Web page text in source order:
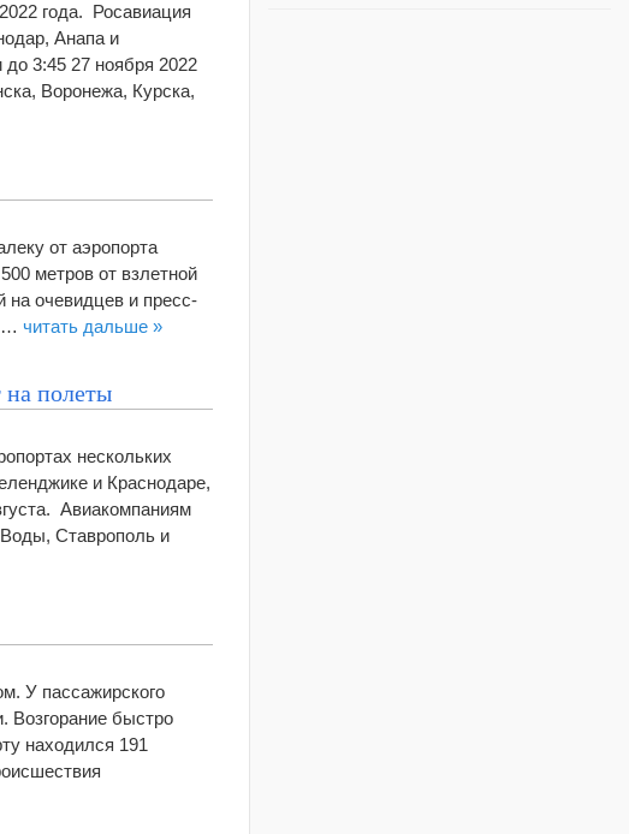
года. Росавиация
Анапа и
3:45 27 ноября 2022
Воронежа, Курска,
от аэропорта
метров от взлетной
на очевидцев и пресс-
читать дальше »
на полеты
нескольких
и Краснодаре,
Авиакомпаниям
Воды, Ставрополь и
У пассажирского
Возгорание быстро
находился 191